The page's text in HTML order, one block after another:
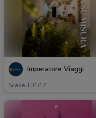
Imperatore Viaggi
Scade il 31/12